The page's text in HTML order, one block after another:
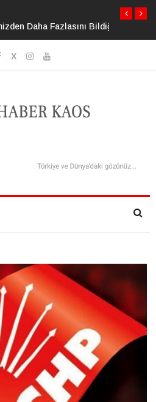
Bildiğimizi Sanıyoruz?